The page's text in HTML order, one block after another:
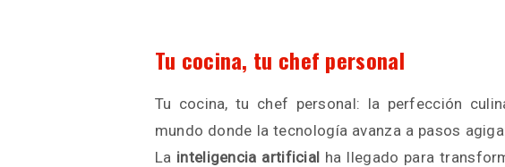
Tu cocina, tu chef personal
Tu cocina, tu chef personal: la perfección
mundo donde la tecnología avanza a pasos
La inteligencia artificial ha llegado para